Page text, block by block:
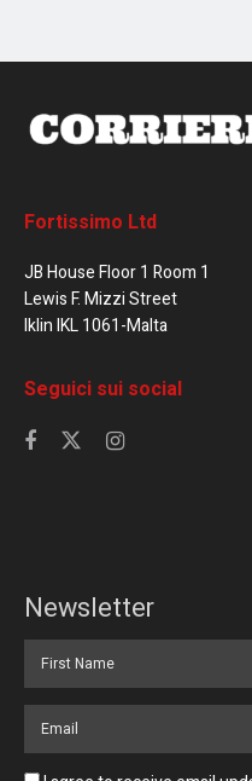
Fortissimo Ltd
JB House Floor 1 Room 1
Lewis F. Mizzi Street
Iklin IKL 1061-Malta
Seguici sui social
Newsletter